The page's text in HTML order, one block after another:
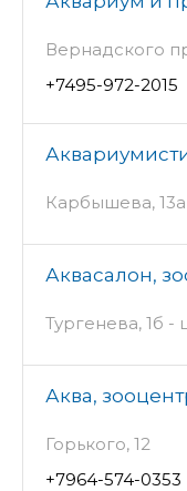
Вернадского
+7495-972-2015
Карбышева,
Аквасалон,
Тургенева, 1б -
Аква,
Горького, 12
+7964-574-0353